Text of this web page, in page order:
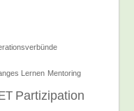
Lernen Mentoring
Partizipation